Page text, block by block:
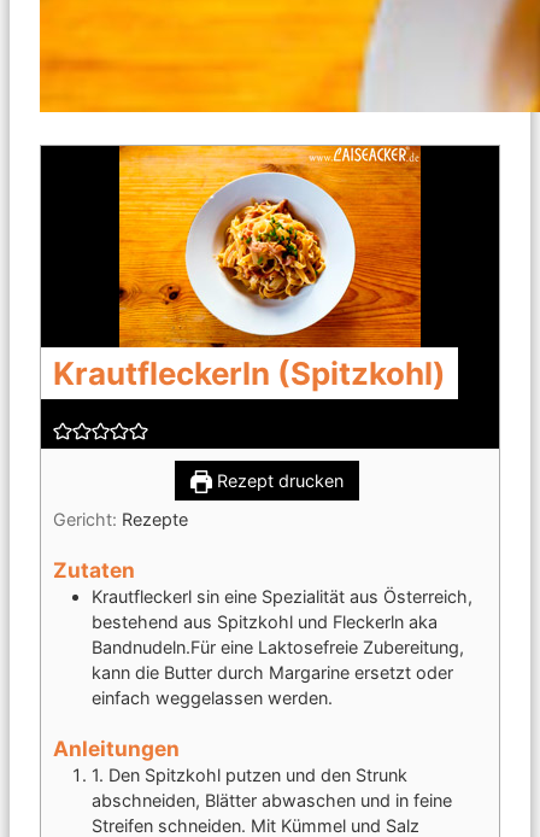
Krautfleckerln (Spitzkohl)
Rezept drucken
Gericht: Rezepte
Zutaten
Krautfleckerl sin eine Spezialität aus Österreich,
bestehend aus Spitzkohl und Fleckerln aka
Bandnudeln.Für eine Laktosefreie Zubereitung,
kann die Butter durch Margarine ersetzt oder
einfach weggelassen werden.
Anleitungen
1. Den Spitzkohl putzen und den Strunk
abschneiden, Blätter abwaschen und in feine
Streifen schneiden. Mit Kümmel und Salz